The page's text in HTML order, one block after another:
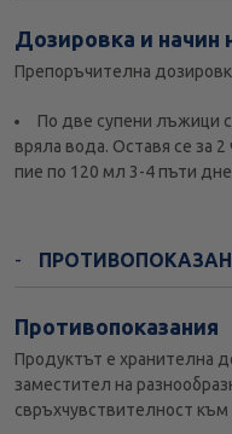
Дозировка и начин
Препоръчителна
По две супени лъжици
вряла вода. Оставя се за
пие по 120 мл 3-4 пъти
Противопоказания
Продуктът е хранителна
заместител на
свръхчувствителност към